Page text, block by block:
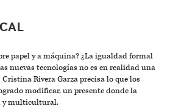
papel y a máquina? ¿La igualdad formal
nuevas tecnologías no es en realidad una
Rivera Garza precisa lo que los
modificar, un presente donde la
y multicultural.